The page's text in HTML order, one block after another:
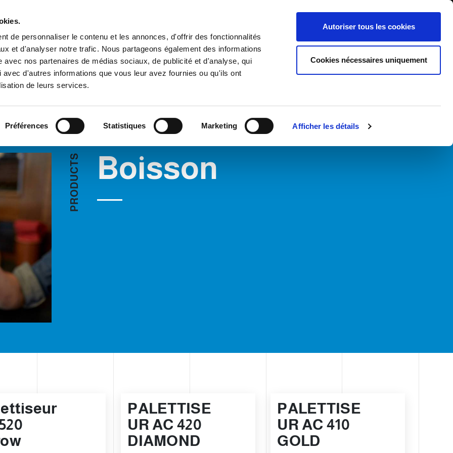
de personnaliser le contenu et les annonces, d'offrir des fonctionnalités
et d'analyser notre trafic. Nous partageons également des informations
avec nos partenaires de médias sociaux, de publicité et d'analyse, qui
d'autres informations que vous leur avez fournies ou qu'ils ont
de leurs services.
Préférences Statistiques Marketing Afficher les détails
Autoriser tous les cookies
Cookies nécessaires uniquement
Whistleblowing International/Français
ENTREPRISE PRODUITS VIDEO BLOG CASE HISTORY SERVICES NEWS & ÉVÉNEMENTS
P
R
O
D
U
C
T
S Boisson
Boisson DEMANDE D'INFORMATIONS
PALETTISE
UR AC 420
DIAMOND
PALETTISE
UR AC 410
GOLD